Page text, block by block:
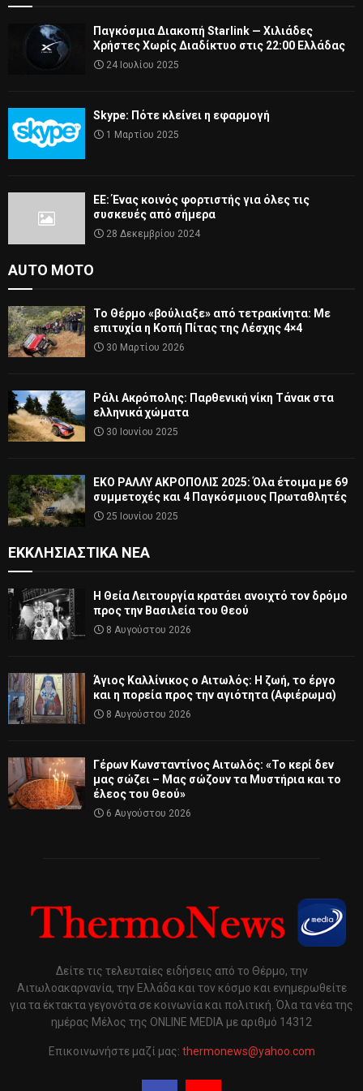
Παγκόσμια Διακοπή Starlink — Χιλιάδες
Χρήστες Χωρίς Διαδίκτυο στις 22:00 Ελλάδας
24 Ιουλίου 2025
Skype: Πότε κλείνει η εφαρμογή
1 Μαρτίου 2025
ΕΕ: Ένας κοινός φορτιστής για όλες τις
συσκευές από σήμερα
28 Δεκεμβρίου 2024
AUTO MOTO
Το Θέρμο «βούλιαξε» από τετρακίνητα: Με
επιτυχία η Κοπή Πίτας της Λέσχης 4×4
30 Μαρτίου 2026
Ράλι Ακρόπολης: Παρθενική νίκη Τάνακ στα
ελληνικά χώματα
30 Ιουνίου 2025
ΕΚΟ ΡΑΛΛΥ ΑΚΡΟΠΟΛΙΣ 2025: Όλα έτοιμα με 69
συμμετοχές και 4 Παγκόσμιους Πρωταθλητές
25 Ιουνίου 2025
ΕΚΚΛΗΣΙΑΣΤΙΚΆ ΝΈΑ
Η Θεία Λειτουργία κρατάει ανοιχτό τον δρόμο
προς την Βασιλεία του Θεού
8 Αυγούστου 2026
Άγιος Καλλίνικος ο Αιτωλός: Η ζωή, το έργο
και η πορεία προς την αγιότητα (Αφιέρωμα)
8 Αυγούστου 2026
Γέρων Κωνσταντίνος Αιτωλός: «Το κερί δεν
μας σώζει – Μας σώζουν τα Μυστήρια και το
έλεος του Θεού»
6 Αυγούστου 2026
Δείτε τις τελευταίες ειδήσεις από το Θέρμο, την
Αιτωλοακαρνανία, την Ελλάδα και τον κόσμο και ενημερωθείτε
για τα έκτακτα γεγονότα σε κοινωνία και πολιτική. Όλα τα νέα της
ημέρας Μέλος της ONLINE MEDIA με αριθμό 14312
Επικοινωνήστε μαζί μας: thermonews@yahoo.com